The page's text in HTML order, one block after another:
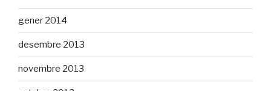
gener 2014
desembre 2013
novembre 2013